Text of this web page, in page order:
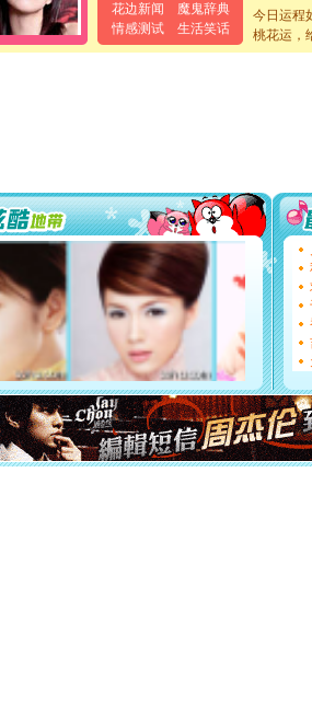
花边新闻
魔鬼辞典
情感测试
生活笑话
[春节]风
颜！冬去
[圣诞节]
能正大光
都要快乐
[圣诞节]
如意,快
[元旦]
看
断电。
你是我
[元旦]
如
起；二
离。水
[元旦]当
泣，这痛
卖了。水
[春节]风
颜！冬去
今日运程
桃花运，